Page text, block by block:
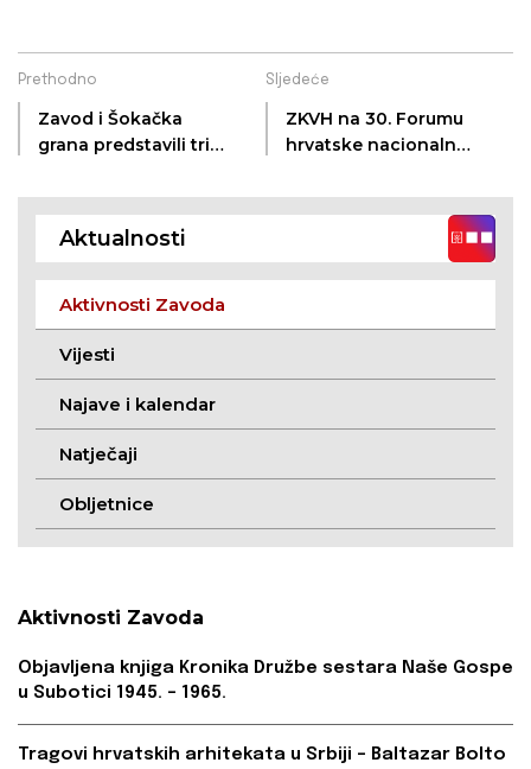
Prethodno
Zavod i Šokačka
grana predstavili tri
Sljedeće
ZKVH na 30. Forumu
hrvatske nacionalne
Aktualnosti
Aktivnosti Zavoda
Vijesti
Najave i kalendar
Natječaji
Obljetnice
Aktivnosti Zavoda
Objavljena knjiga Kronika Družbe sestara Naše Gospe
u Subotici 1945. – 1965.
Tragovi hrvatskih arhitekata u Srbiji – Baltazar Bolto